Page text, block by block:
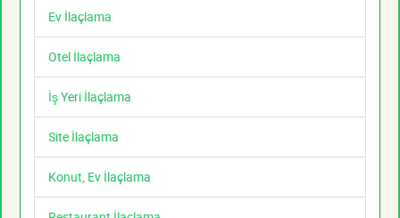
Ev İlaçlama
Otel İlaçlama
İş Yeri İlaçlama
Site İlaçlama
Konut, Ev İlaçlama